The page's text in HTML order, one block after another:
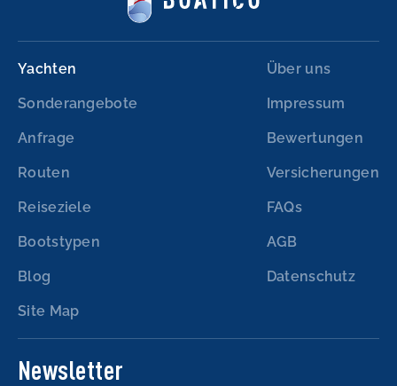
Yachten
Sonderangebote
Anfrage
Routen
Reiseziele
Bootstypen
Blog
Site Map
Über uns
Impressum
Bewertungen
Versicherungen
FAQs
AGB
Datenschutz
Newsletter